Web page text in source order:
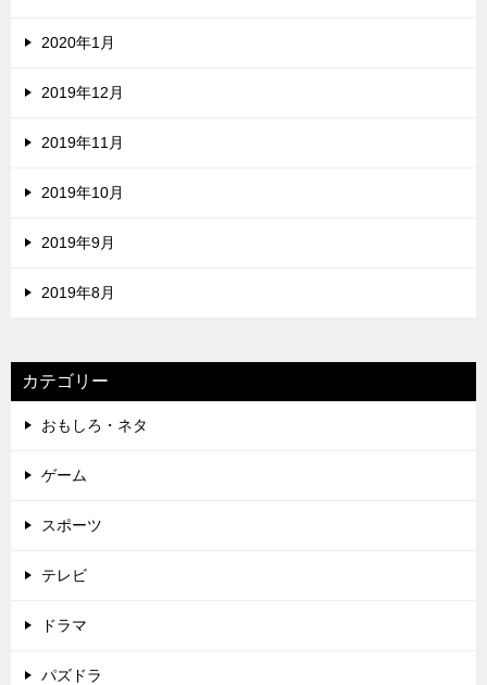
2020年1月
2019年12月
2019年11月
2019年10月
2019年9月
2019年8月
カテゴリー
おもしろ・ネタ
ゲーム
スポーツ
テレビ
ドラマ
パズドラ